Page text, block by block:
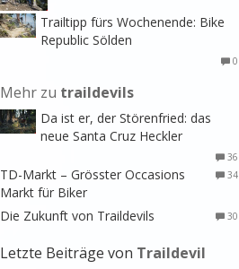
Trailtipp fürs Wochenende: Bike
Republic Sölden
0
Mehr zu traildevils
Da ist er, der Störenfried: das
neue Santa Cruz Heckler
36
TD-Markt – Grösster Occasions
Markt für Biker
34
Die Zukunft von Traildevils 30
Letzte Beiträge von Traildevil